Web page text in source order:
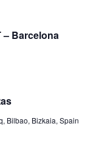
– Barcelona
Bilbao, Bizkaia, Spain